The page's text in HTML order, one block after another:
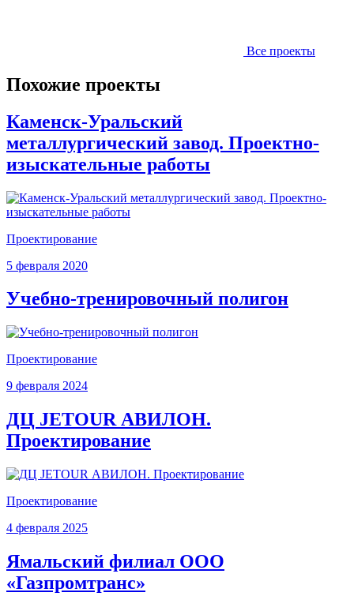
Все проекты
Похожие проекты
Каменск-Уральский
металлургический завод. Проектно-
изыскательные работы
Проектирование
5 февраля 2020
Учебно-тренировочный полигон
Проектирование
9 февраля 2024
ДЦ JETOUR АВИЛОН.
Проектирование
Проектирование
4 февраля 2025
Ямальский филиал ООО
«Газпромтранс»